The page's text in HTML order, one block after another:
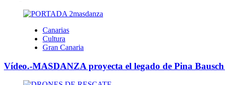
Canarias
Cultura
Gran Canaria
Vídeo.-MASDANZA proyecta el legado de Pina